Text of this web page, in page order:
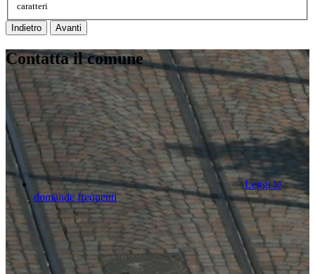
caratteri
Indietro Avanti
Contatta il comune
Leggi le
domande frequenti